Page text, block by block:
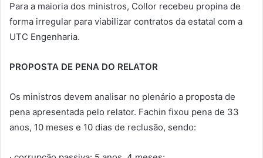
Para a maioria dos ministros, Collor recebeu propina de
forma irregular para viabilizar contratos da estatal com a
UTC Engenharia.
PROPOSTA DE PENA DO RELATOR
Os ministros devem analisar no plenário a proposta de
pena apresentada pelo relator. Fachin fixou pena de 33
anos, 10 meses e 10 dias de reclusão, sendo: